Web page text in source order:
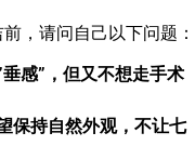
，请问自己以下问题：
感”，但又不想走手术
保持自然外观，不让七